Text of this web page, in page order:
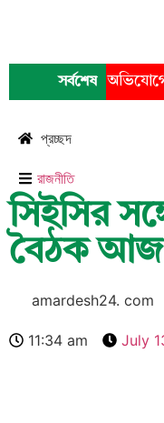
সর্বশেষ
যৌন হয়রানির
প্রচ্ছদ
রাজনীতি
সিইসির
বৈঠক
amardesh24. com
11:34 am July